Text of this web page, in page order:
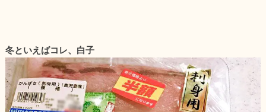
冬といえばコレ、白子